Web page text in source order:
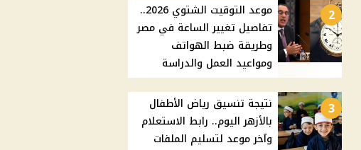
2
موعد التوقيت الشتوي 2026..
تفاصيل تغيير الساعة في مصر
وطريقة ضبط الهواتف
ومواعيد العمل والدراسة
3
نتيجة تنسيق رياض الأطفال
بالأزهر اليوم.. رابط الاستعلام
وآخر موعد لتسليم الملفات